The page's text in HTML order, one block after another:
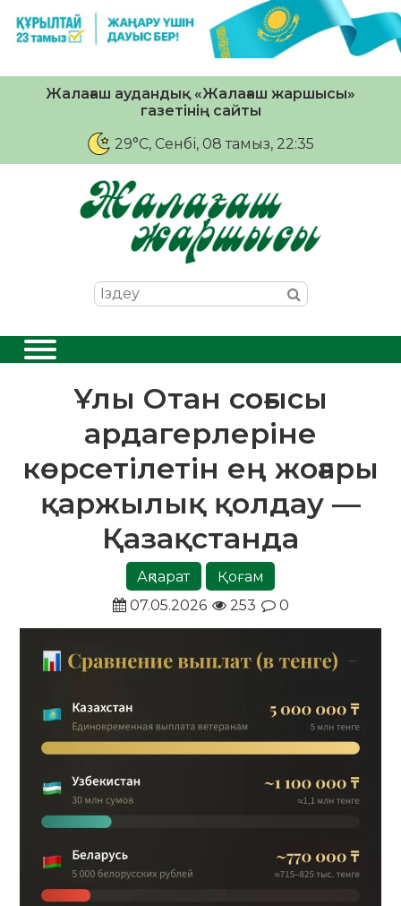
Жалағаш аудандық «Жалағаш жаршысы»
газетінің сайты
29°C, Сенбі, 08 тамыз, 22:35
Ұлы Отан соғысы
ардагерлеріне
көрсетілетін ең жоғары
қаржылық қолдау —
Қазақстанда
Ақпарат
Қоғам
07.05.2026
253 0